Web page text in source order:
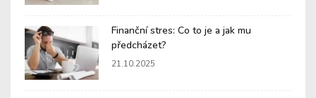
Finanční stres: Co to je a jak mu
předcházet?
21.10.2025